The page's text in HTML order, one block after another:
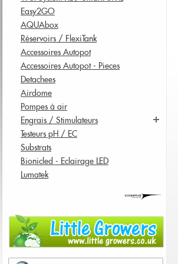
Easy2GO
AQUAbox
Réservoirs / FlexiTank
Accessoires Autopot
Accessoires Autopot - Pieces
Detachees
Airdome
Pompes à air
Engrais / Stimulateurs
Testeurs pH / EC
Substrats
Bionicled - Eclairage LED
Lumatek